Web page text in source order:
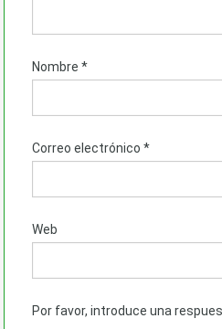
Nombre *
Correo electrónico *
Web
Por favor, introduce una